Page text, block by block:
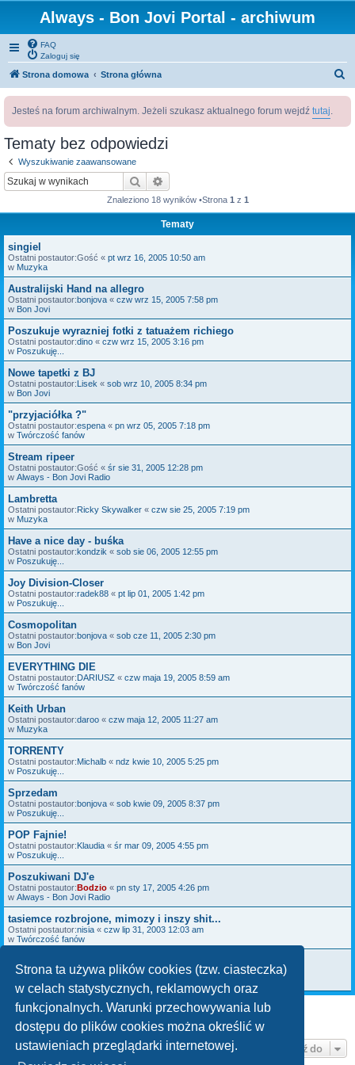
Strona ta używa plików cookies (tzw. ciasteczka)
w celach statystycznych, reklamowych oraz
funkcjonalnych. Warunki przechowywania lub
dostępu do plików cookies można określić w
ustawieniach przeglądarki internetowej.
Always - Bon Jovi Portal - archiwum
FAQ
Zaloguj się
Strona domowa Strona główna
Jesteś na forum archiwalnym. Jeżeli szukasz aktualnego forum wejdź tutaj.
Tematy bez odpowiedzi
Wyszukiwanie zaawansowane
Szukaj
Znaleziono 18 wyników •Strona 1 z 1
Tematy
singiel
Ostatni postautor:Gość « pt wrz 16, 2005 10:50 am
w Muzyka
Australijski Hand na allegro
Ostatni postautor:bonjova « czw wrz 15, 2005 7:58 pm
w Bon Jovi
Poszukuje wyrazniej fotki z tatuażem richiego
Ostatni postautor:dino « czw wrz 15, 2005 3:16 pm
w Poszukuję...
Nowe tapetki z BJ
Ostatni postautor:Lisek « sob wrz 10, 2005 8:34 pm
w Bon Jovi
"przyjaciółka ?"
Ostatni postautor:espena « pn wrz 05, 2005 7:18 pm
w Twórczość fanów
Stream ripeer
Ostatni postautor:Gość « śr sie 31, 2005 12:28 pm
w Always - Bon Jovi Radio
Lambretta
Ostatni postautor:Ricky Skywalker « czw sie 25, 2005 7:19 pm
w Muzyka
Have a nice day - buśka
Ostatni postautor:kondzik « sob sie 06, 2005 12:55 pm
w Poszukuję...
Joy Division-Closer
Ostatni postautor:radek88 « pt lip 01, 2005 1:42 pm
w Poszukuję...
Cosmopolitan
Ostatni postautor:bonjova « sob cze 11, 2005 2:30 pm
w Bon Jovi
EVERYTHING DIE
Ostatni postautor:DARIUSZ « czw maja 19, 2005 8:59 am
w Twórczość fanów
Keith Urban
Ostatni postautor:daroo « czw maja 12, 2005 11:27 am
w Muzyka
TORRENTY
Ostatni postautor:Michalb « ndz kwie 10, 2005 5:25 pm
w Poszukuję...
Sprzedam
Ostatni postautor:bonjova « sob kwie 09, 2005 8:37 pm
w Poszukuję...
POP Fajnie!
Ostatni postautor:Klaudia « śr mar 09, 2005 4:55 pm
w Poszukuję...
Poszukiwani DJ'e
Ostatni postautor:Bodzio « pn sty 17, 2005 4:26 pm
w Always - Bon Jovi Radio
tasiemce rozbrojone, mimozy i inszy shit...
Ostatni postautor:nisia « czw lip 31, 2003 12:03 am
w Twórczość fanów
Ostatni postautor:MacAgga« pt sty 10, 2003 10:25 pm
Znaleziono 18 wyników •Strona1z1
Przejdź do